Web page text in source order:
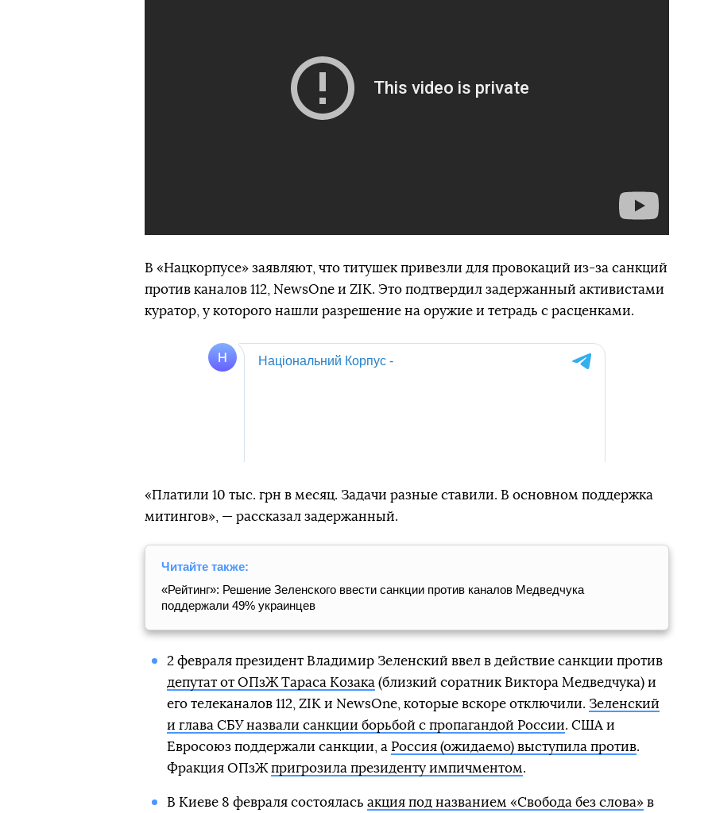
В «Нацкорпусе» заявляют, что титушек привезли для провокаций из-за санкций
против каналов 112, NewsOne и ZIK. Это подтвердил задержанный активистами
куратор, у которого нашли разрешение на оружие и тетрадь с расценками.
«Платили 10 тыс. грн в месяц. Задачи разные ставили. В основном поддержка
митингов», — рассказал задержанный.
Читайте также:
«Рейтинг»: Решение Зеленского ввести санкции против каналов Медведчука
поддержали 49% украинцев
2 февраля президент Владимир Зеленский ввел в действие санкции против
депутат от ОПзЖ Тараса Козака (близкий соратник Виктора Медведчука) и
его телеканалов 112, ZIK и NewsOne, которые вскоре отключили. Зеленский
и глава СБУ назвали санкции борьбой с пропагандой России. США и
Евросоюз поддержали санкции, а Россия (ожидаемо) выступила против.
Фракция ОПзЖ пригрозила президенту импичментом.
В Киеве 8 февраля состоялась акция под названием «Свобода без слова»в